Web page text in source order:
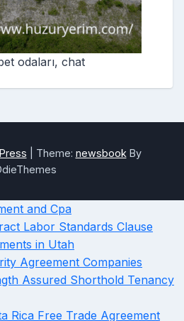
odaları, chat
Theme: newsbook By
and Cpa
Labor Standards Clause
in Utah
Agreement Companies
Assured Shorthold Tenancy
Rica Free Trade Agreement